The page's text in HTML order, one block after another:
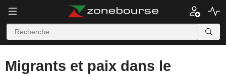
Migrants et paix dans le